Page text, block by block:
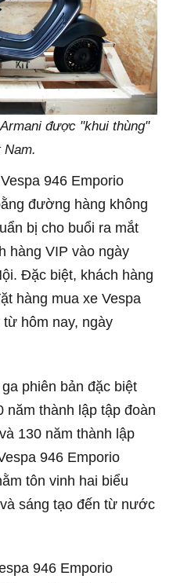
được "khui thùng"
Nam.
946 Emporio
đường hàng không
bị cho buổi ra mắt
hàng VIP vào ngày
Đặc biệt, khách hàng
hàng mua xe Vespa
hôm nay, ngày
phiên bản đặc biệt
thành lập tập đoàn
130 năm thành lập
946 Emporio
tôn vinh hai biểu
sáng tạo đến từ nước
946 Emporio